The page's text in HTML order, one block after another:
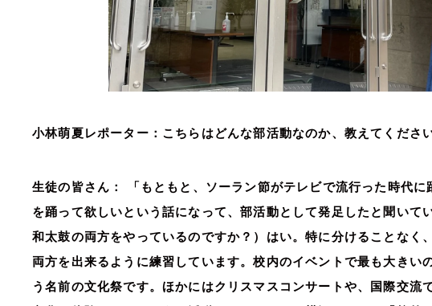
小林萌夏レポーター：こちらはどんな部活動なのか、教えてくださ
生徒の皆さん：
「もともと、ソーラン節がテレビで流行った時代
を踊って欲しいという話になって、部活動として発足したと聞いて
和太鼓の両方をやっているのですか？）はい。特に分けることなく
両方を出来るように練習しています。校内のイベントで最も大きい
う名前の文化祭です。ほかにはクリスマスコンサートや、国際交流